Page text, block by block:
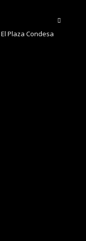
Plaza Condesa